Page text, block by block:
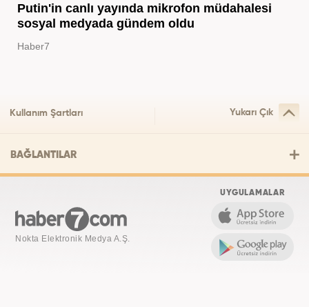
Putin'in canlı yayında mikrofon müdahalesi
sosyal medyada gündem oldu
Haber7
Kullanım Şartları Yukarı Çık
BAĞLANTILAR
Nokta Elektronik Medya A.Ş.
UYGULAMALAR